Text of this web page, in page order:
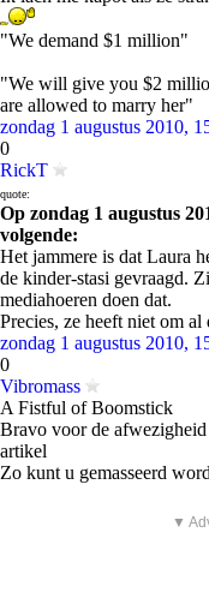
"We demand $1 million"
"We will give you $2
are allowed to marry her"
zondag 1 augustus 2010,
0
RickT
quote:
Op zondag 1 augustus
volgende:
Het jammere is dat Laura
de kinder-stasi gevraagd.
mediahoeren doen dat.
Precies, ze heeft niet om al
zondag 1 augustus 2010,
0
Vibromass
A Fistful of Boomstick
Bravo voor de
artikel
Zo kunt u gemasseerd
▼